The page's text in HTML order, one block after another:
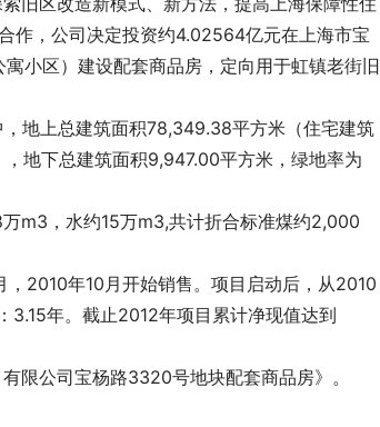
作，公司决定投资约4.02564亿元在上海市宝
小区）建设配套商品房，定向用于虹镇老街旧
地下总建筑面积9,947.00平方米，绿地率为
3.15年。截止2012年项目累计净现值达到
限公司宝杨路3320号地块配套商品房》。